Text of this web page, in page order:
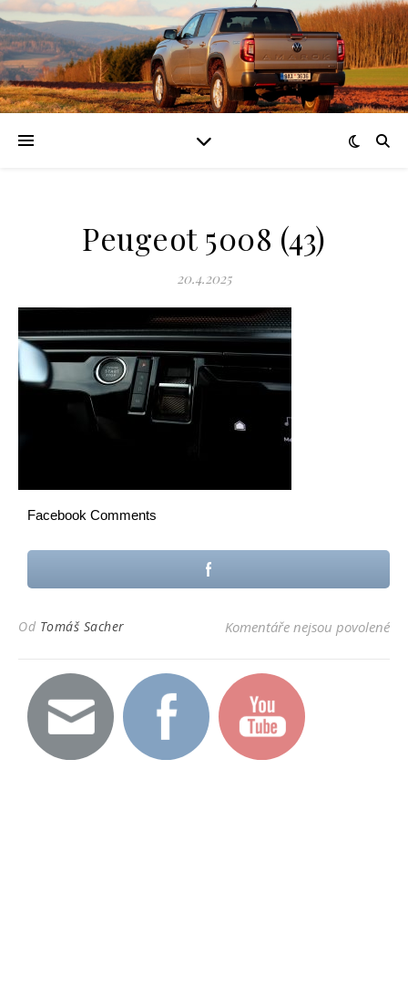
Peugeot 5008 (43)
20.4.2025
Facebook Comments
Od Tomáš Sacher Komentáře nejsou povolenéu